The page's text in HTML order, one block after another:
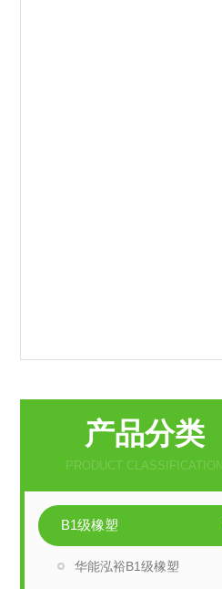
产品分类
PRODUCT CLASSIFICATION
B1级橡塑
华能泓裕B1级橡塑